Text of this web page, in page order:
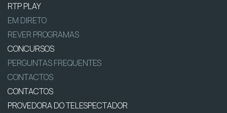
RTP PLAY
EM DIRETO
REVER PROGRAMAS
CONCURSOS
PERGUNTAS FREQUENTES
CONTACTOS
CONTACTOS
PROVEDORA DO TELESPECTADOR